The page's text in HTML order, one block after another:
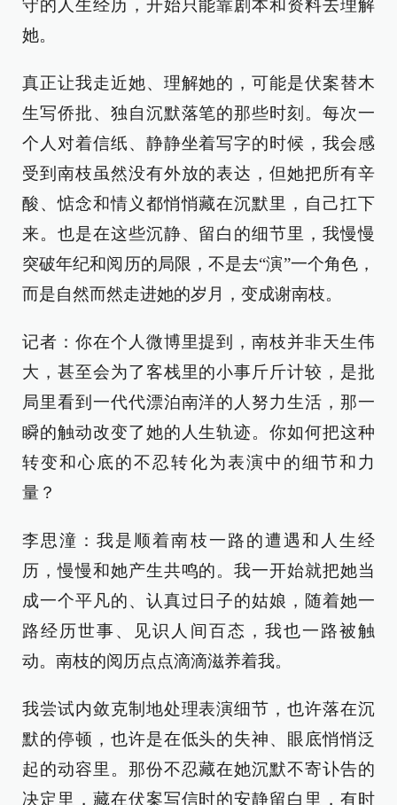
守的人生经历，开始只能靠剧本和资料去理解
她。
真正让我走近她、理解她的，可能是伏案替木
生写侨批、独自沉默落笔的那些时刻。每次一
个人对着信纸、静静坐着写字的时候，我会感
受到南枝虽然没有外放的表达，但她把所有辛
酸、惦念和情义都悄悄藏在沉默里，自己扛下
来。也是在这些沉静、留白的细节里，我慢慢
突破年纪和阅历的局限，不是去“演”一个角色，
而是自然而然走进她的岁月，变成谢南枝。
记者：你在个人微博里提到，南枝并非天生伟
大，甚至会为了客栈里的小事斤斤计较，是批
局里看到一代代漂泊南洋的人努力生活，那一
瞬的触动改变了她的人生轨迹。你如何把这种
转变和心底的不忍转化为表演中的细节和力
量？
李思潼：我是顺着南枝一路的遭遇和人生经
历，慢慢和她产生共鸣的。我一开始就把她当
成一个平凡的、认真过日子的姑娘，随着她一
路经历世事、见识人间百态，我也一路被触
动。南枝的阅历点点滴滴滋养着我。
我尝试内敛克制地处理表演细节，也许落在沉
默的停顿，也许是在低头的失神、眼底悄悄泛
起的动容里。那份不忍藏在她沉默不寄讣告的
决定里，藏在伏案写信时的安静留白里，有时